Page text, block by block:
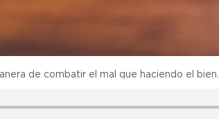
de combatir el mal que haciendo el bien.